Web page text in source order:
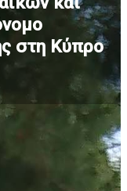
στη Κύπρο